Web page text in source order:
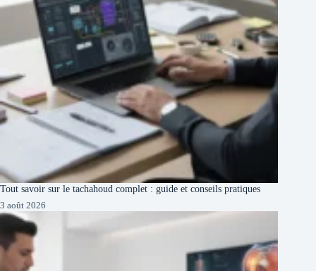
Tout savoir sur le tachahoud complet : guide et conseils pratiques
3 août 2026